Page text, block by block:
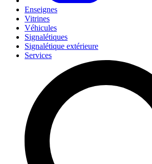
Enseignes
Vitrines
Véhicules
Signalétiques
Signalétique extérieure
Services